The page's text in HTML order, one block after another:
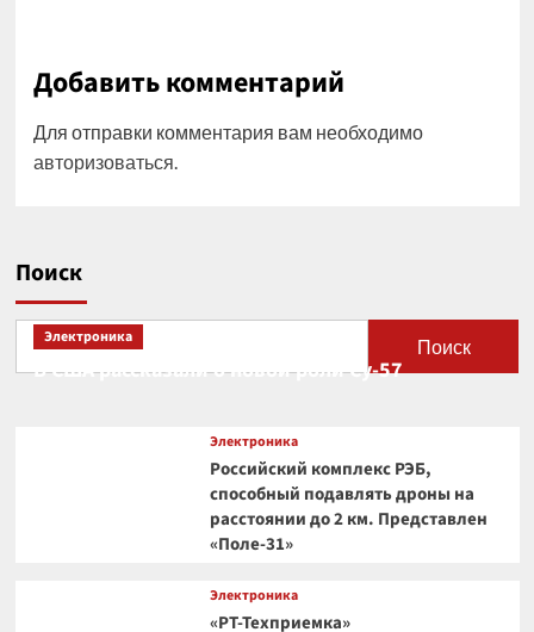
Добавить комментарий
Для отправки комментария вам необходимо
авторизоваться.
Поиск
Поиск
Электроника
В США рассказали о новой роли Су-57
Электроника
Российский комплекс РЭБ,
способный подавлять дроны на
расстоянии до 2 км. Представлен
«Поле-31»
Электроника
«РТ-Техприемка»